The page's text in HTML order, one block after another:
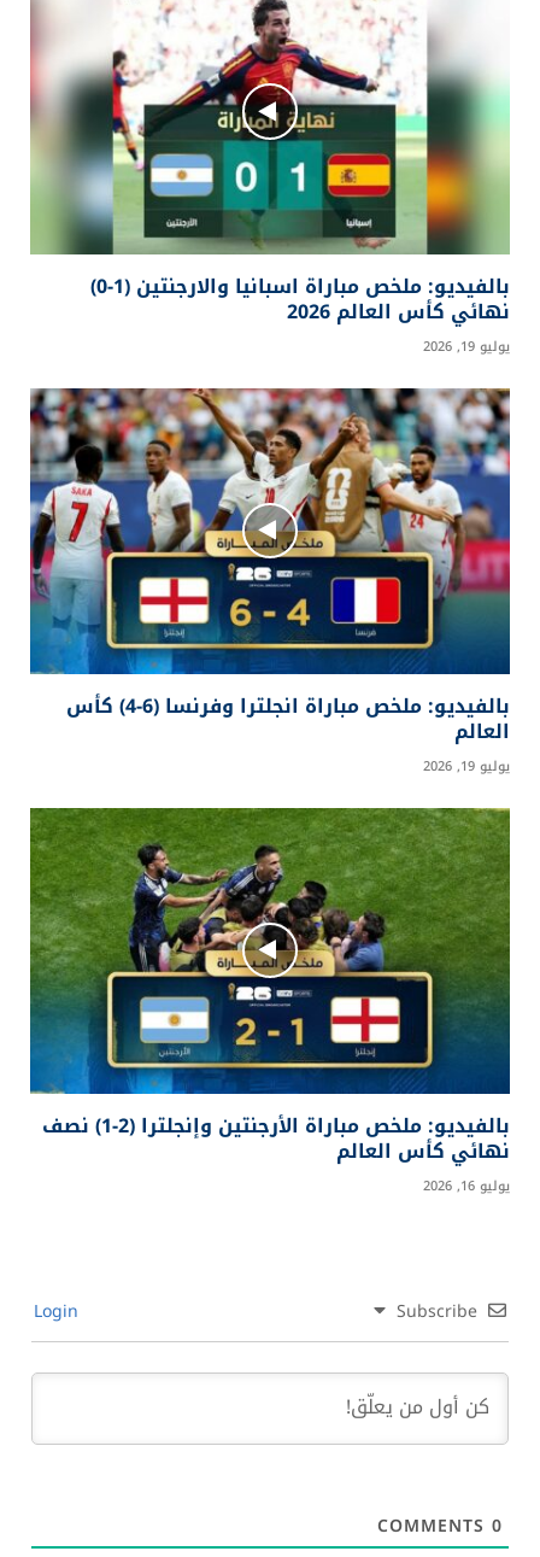
بالفيديو: ملخص مباراة اسبانيا والارجنتين (1-0)
نهائي كأس العالم 2026
يوليو 19, 2026
بالفيديو: ملخص مباراة انجلترا وفرنسا (6-4) كأس
العالم
يوليو 19, 2026
بالفيديو: ملخص مباراة الأرجنتين وإنجلترا (2-1) نصف
نهائي كأس العالم
يوليو 16, 2026
Subscribe
0